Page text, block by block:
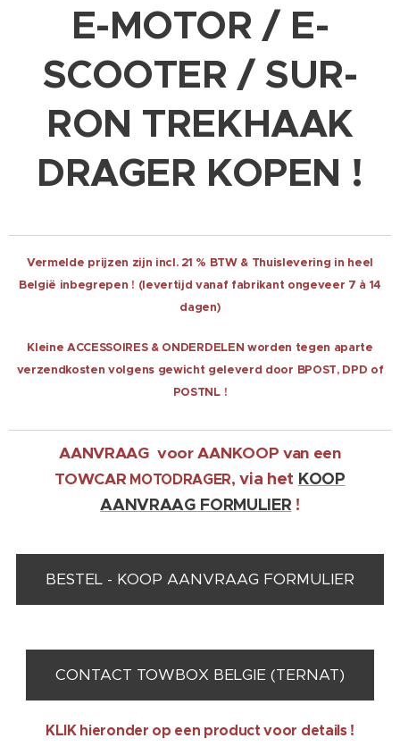
E-MOTOR / E-
SCOOTER / SUR-
RON TREKHAAK
DRAGER KOPEN !
Vermelde prijzen zijn incl. 21 % BTW & Thuislevering in heel
België inbegrepen ! (levertijd vanaf fabrikant ongeveer 7 à 14
dagen)
Kleine ACCESSOIRES & ONDERDELEN worden tegen aparte
verzendkosten volgens gewicht geleverd door BPOST, DPD of
POSTNL !
AANVRAAG voor AANKOOP van een
TOWCAR MOTODRAGER, via het KOOP
AANVRAAG FORMULIER !
BESTEL - KOOP AANVRAAG FORMULIER
CONTACT TOWBOX BELGIE (TERNAT)
KLIK hieronder op een product voor details !